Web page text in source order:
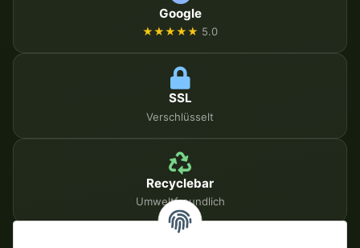
Google
★★★★★ 5.0
SSL
Verschlüsselt
Recyclebar
Umweltfreundlich